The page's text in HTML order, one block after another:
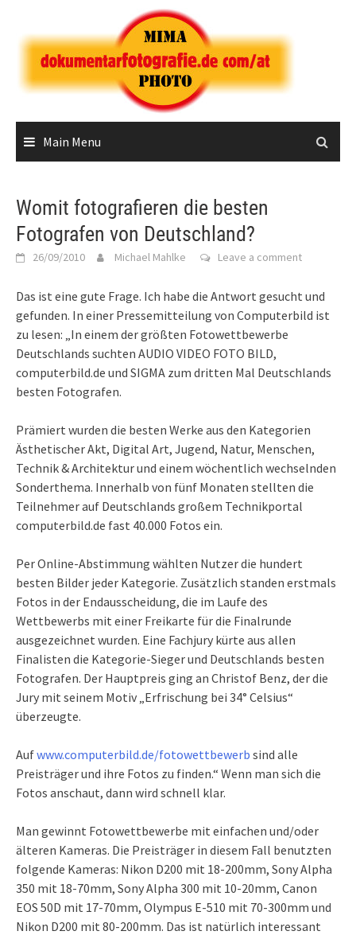
content
Main Menu
Womit fotografieren die besten
Fotografen von Deutschland?
26/09/2010 Michael Mahlke Leave a comment
Das ist eine gute Frage. Ich habe die Antwort gesucht und
gefunden. In einer Pressemitteilung von Computerbild ist
zu lesen: „In einem der größten Fotowettbewerbe
Deutschlands suchten AUDIO VIDEO FOTO BILD,
computerbild.de und SIGMA zum dritten Mal Deutschlands
besten Fotografen.
Prämiert wurden die besten Werke aus den Kategorien
Ästhetischer Akt, Digital Art, Jugend, Natur, Menschen,
Technik & Architektur und einem wöchentlich wechselnden
Sonderthema. Innerhalb von fünf Monaten stellten die
Teilnehmer auf Deutschlands großem Technikportal
computerbild.de fast 40.000 Fotos ein.
Per Online-Abstimmung wählten Nutzer die hundert
besten Bilder jeder Kategorie. Zusätzlich standen erstmals
Fotos in der Endausscheidung, die im Laufe des
Wettbewerbs mit einer Freikarte für die Finalrunde
ausgezeichnet wurden. Eine Fachjury kürte aus allen
Finalisten die Kategorie-Sieger und Deutschlands besten
Fotografen. Der Hauptpreis ging an Christof Benz, der die
Jury mit seinem Motiv „Erfrischung bei 34° Celsius“
überzeugte.
Aufwww.computerbild.de/fotowettbewerb sind alle
Preisträger und ihre Fotos zu finden.“ Wenn man sich die
Fotos anschaut, dann wird schnell klar.
Man gewinnt Fotowettbewerbe mit einfachen und/oder
älteren Kameras. Die Preisträger in diesem Fall benutzten
folgende Kameras: Nikon D200 mit 18-200mm, Sony Alpha
350 mit 18-70mm, Sony Alpha 300 mit 10-20mm, Canon
EOS 50D mit 17-70mm, Olympus E-510 mit 70-300mm und
Nikon D200 mit 80-200mm. Das ist natürlich interessant